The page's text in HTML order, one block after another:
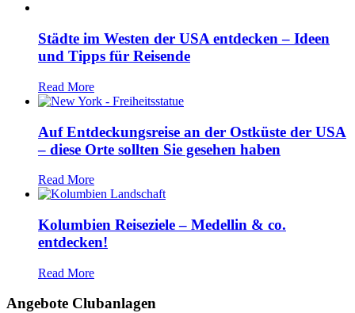
Städte im Westen der USA entdecken – Ideen
und Tipps für Reisende
Read More
Auf Entdeckungsreise an der Ostküste der USA
– diese Orte sollten Sie gesehen haben
Read More
Kolumbien Reiseziele – Medellin & co.
entdecken!
Read More
Angebote Clubanlagen